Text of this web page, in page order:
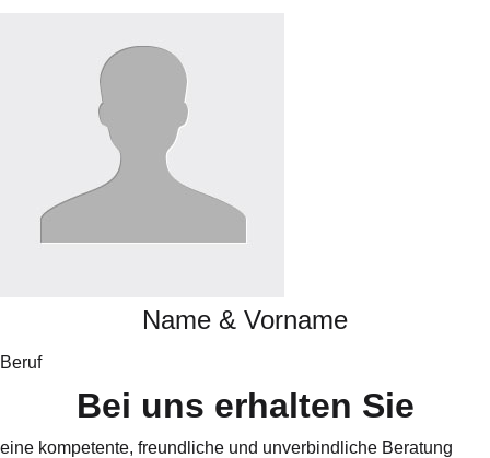
Name & Vorname
Beruf
Bei uns erhalten Sie
eine kompetente, freundliche und unverbindliche Beratung